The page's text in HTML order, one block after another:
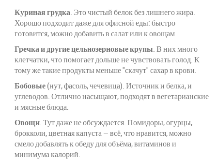
Куриная грудка. Это чистый белок без лишнего жира.
Хорошо подходит даже для офисной еды: быстро
готовится, можно добавить в салат или к овощам.
Гречка и другие цельнозерновые крупы. В них много
клетчатки, что помогает дольше не чувствовать голод. К
тому же такие продукты меньше "скачут" сахар в крови.
Бобовые(нут, фасоль, чечевица). Источник и белка, и
углеводов. Отлично насыщают, подходят в вегетарианские
и мясные блюда.
Овощи. Тут даже не обсуждается. Помидоры, огурцы,
брокколи, цветная капуста — всё, что нравится, можно
смело добавлять к обеду для объёма, витаминов и
минимума калорий.